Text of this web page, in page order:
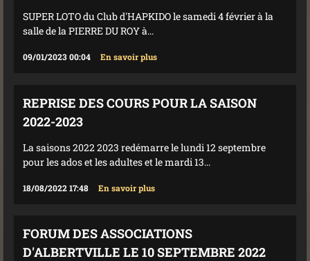
SUPER LOTO du Club d'HAPKIDO le samedi 4 février à la
salle de la PIERRE DU ROY à...
09/01/2023 00:04 En savoir plus
REPRISE DES COURS POUR LA SAISON
2022-2023
La saisons 2022 2023 redémarre le lundi 12 septembre
pour les ados et les adultes et le mardi 13...
18/08/2022 17:48 En savoir plus
FORUM DES ASSOCIATIONS
D'ALBERTVILLE LE 10 SEPTEMBRE 2022